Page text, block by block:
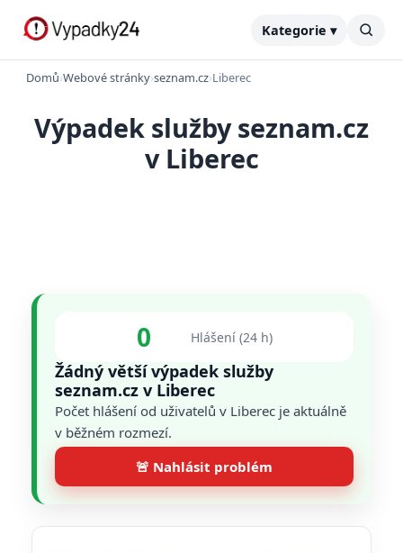
Kategorie ▾
Domů›Webové stránky›seznam.cz›Liberec
Výpadek služby seznam.cz
v Liberec
0 Hlášení (24 h)
Žádný větší výpadek služby
seznam.cz v Liberec
Počet hlášení od uživatelů v Liberec je aktuálně
v běžném rozmezí.
🚨 Nahlásit problém